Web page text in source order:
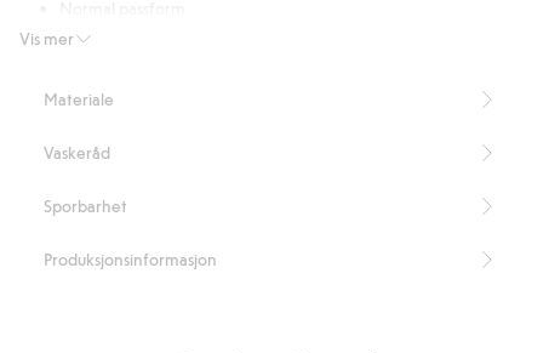
Vis merRund hals
Inneholder 100 % «organic in-conversion»-bomull.
Organic cotton In-conversion – GOTS
Materiale
Vaskeråd
Sporbarhet
Produksjonsinformasjon